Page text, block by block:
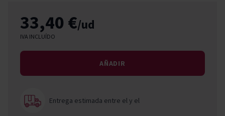
33,40 €/ud
IVA INCLUÍDO
AÑADIR
Entrega estimada entre ely el